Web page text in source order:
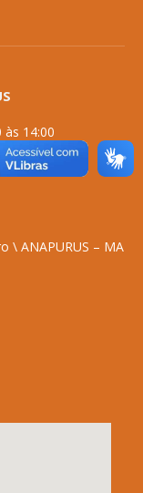
14:00
\ ANAPURUS – MA